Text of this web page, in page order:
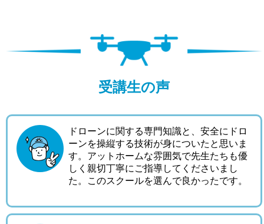
受講生の声
ドローンに関する専門知識と、安全にドロ
ーンを操縦する技術が身についたと思いま
す。アットホームな雰囲気で先生たちも優
しく親切丁寧にご指導してくださいまし
た。このスクールを選んで良かったです。